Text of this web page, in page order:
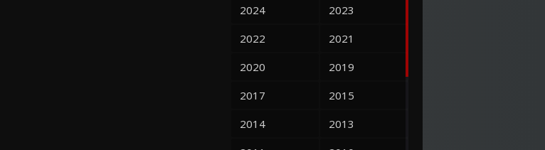
2024
2023
2022
2021
2020
2019
2017
2015
2014
2013